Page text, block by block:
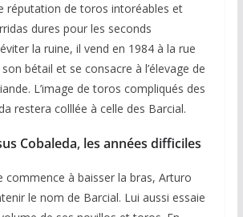
réputation de toros intoréables et
dures pour les seconds
la ruine, il vend en 1984 à la rue
bétail et se consacre à l’élevage de
L’image de toros compliqués des
restera colllée à celle des Barcial.
Cobaleda, les années difficiles
commence à baisser la bras, Arturo
le nom de Barcial. Lui aussi essaie